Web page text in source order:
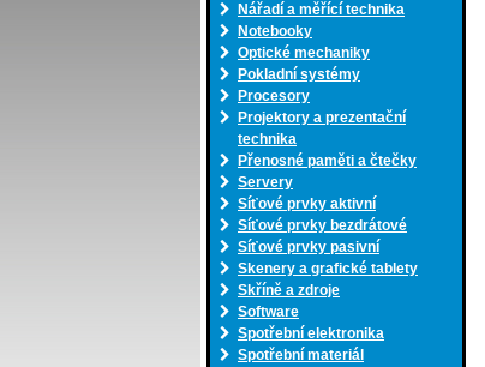
Nářadí a měřící technika
Notebooky
Optické mechaniky
Pokladní systémy
Procesory
Projektory a prezentační
technika
Přenosné paměti a čtečky
Servery
Síťové prvky aktivní
Síťové prvky bezdrátové
Síťové prvky pasivní
Skenery a grafické tablety
Skříně a zdroje
Software
Spotřební elektronika
Spotřební materiál